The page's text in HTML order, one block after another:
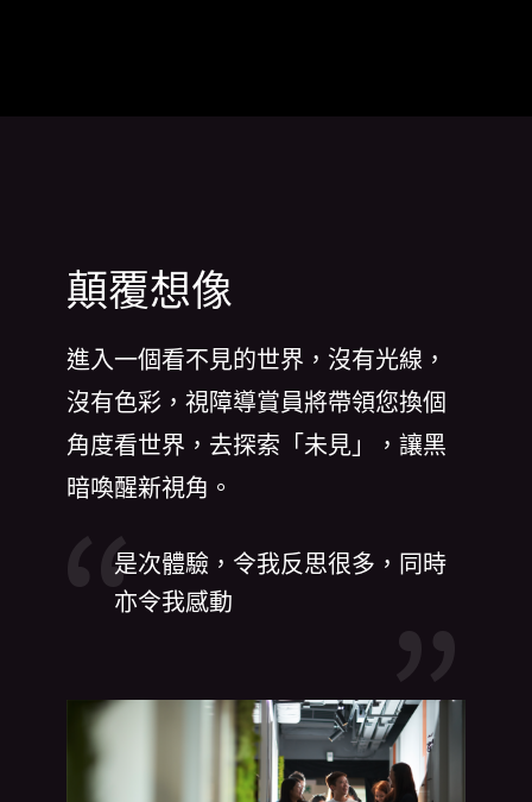
顛覆想像
進入一個看不見的世界，沒有光線，
沒有色彩，視障導賞員將帶領您換個
角度看世界，去探索「未見」，讓黑
暗喚醒新視角。
是次體驗，令我反思很多，同時
亦令我感動